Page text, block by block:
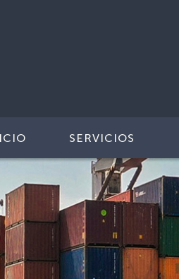
SERVICIOS